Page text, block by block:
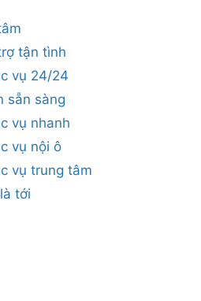
tận tình
vụ 24/24
sẵn sàng
vụ nhanh
vụ nội ô
vụ trung tâm
tới